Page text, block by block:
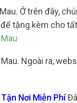
Ở trên đây,
tặng kèm cho
Ngoài ra,
Nơi Miễn Phí